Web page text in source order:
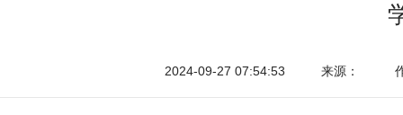
2024-09-27 07:54:53 来源：